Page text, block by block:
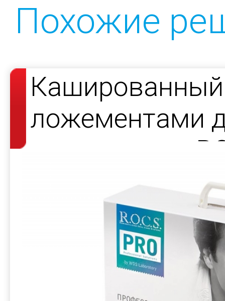
Похожие
ложементами
продукции —